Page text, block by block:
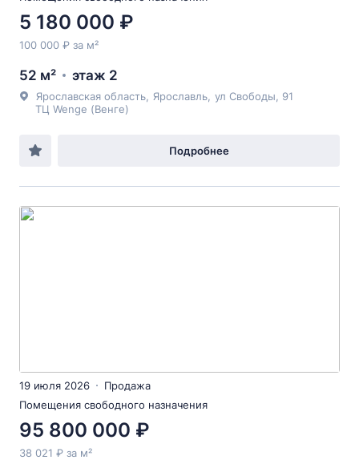
5 180 000 ₽
100 000 ₽ за м²
52 м² этаж 2
Ярославская область Ярославль ул Свободы , 91
ТЦ Wenge (Венге)
Подробнее
19 июля 2026
Продажа
Помещения свободного назначения
95 800 000 ₽
38 021 ₽ за м²